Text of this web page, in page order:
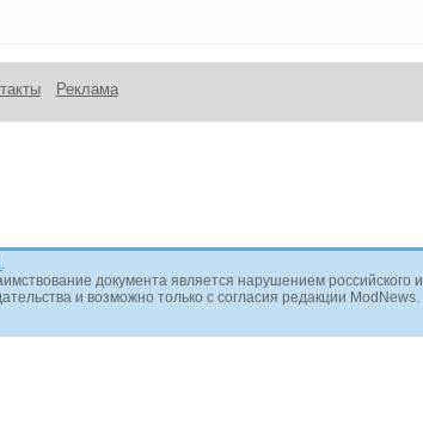
Реклама
документа является нарушением российского и
и возможно только с согласия редакции ModNews.